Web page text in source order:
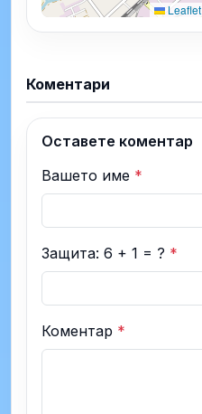
Leaflet
Коментари
Оставете коментар
Вашето име *
Защита: 6 + 1 = ? *
Коментар *